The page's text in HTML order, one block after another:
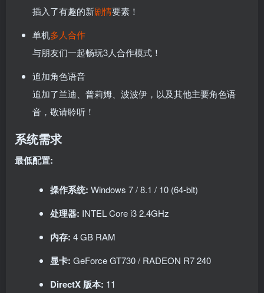
插入了有趣的新剧情要素！
单机多人合作
与朋友们一起畅玩3人合作模式！
追加角色语音
追加了兰迪、普莉姆、波波伊，以及其他主要角色语
音，敬请聆听！
系统需求
最低配置:
操作系统: Windows 7 / 8.1 / 10 (64-bit)
处理器: INTEL Core i3 2.4GHz
内存: 4 GB RAM
显卡: GeForce GT730 / RADEON R7 240
DirectX 版本: 11